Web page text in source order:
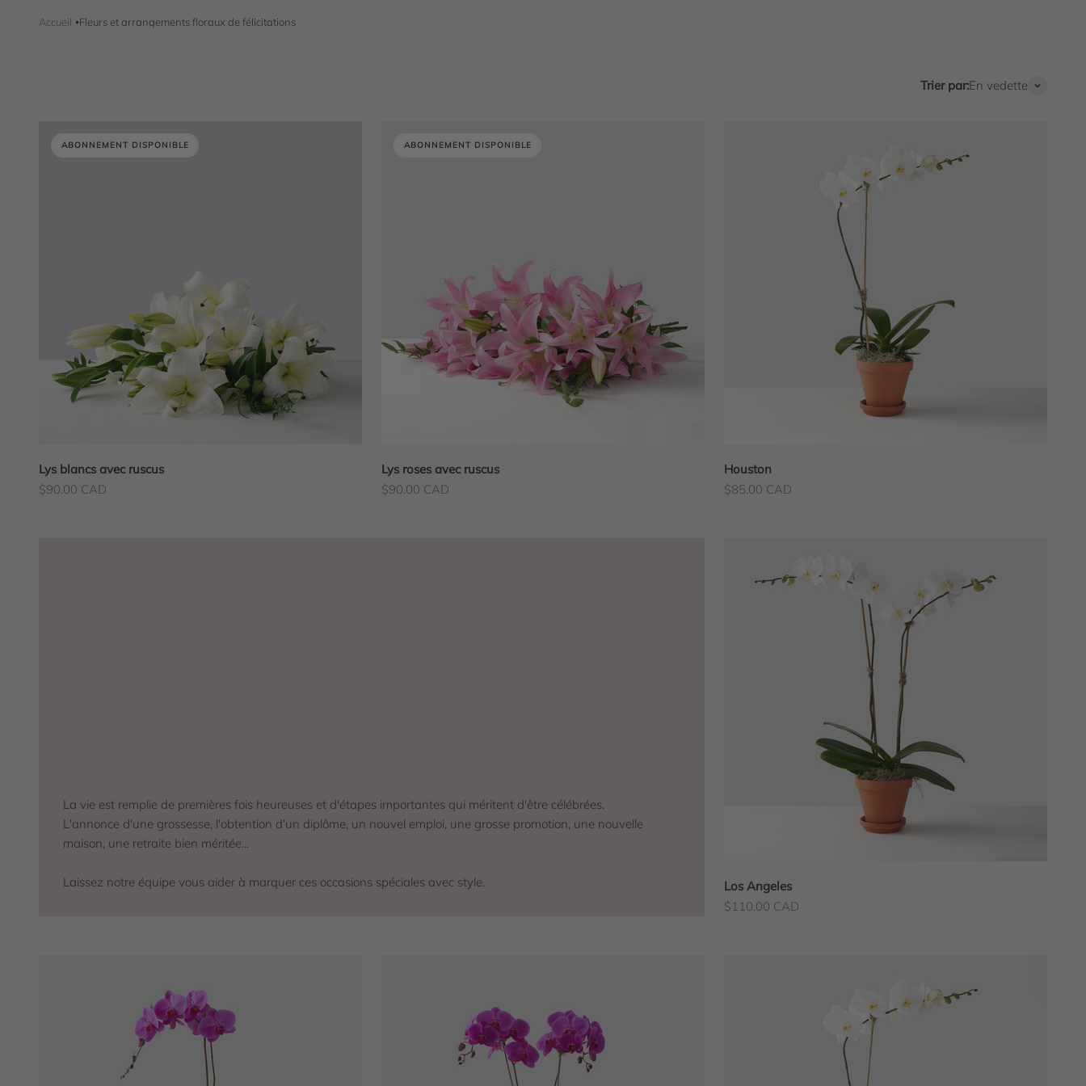
Accueil Fleurs et arrangements floraux de félicitations
Trier par:En vedette
ABONNEMENT DISPONIBLE
ABONNEMENT DISPONIBLE
Lys blancs avec ruscus
Prix de vente
$90.00 CAD
ABONNEMENT DISPONIBLE
ABONNEMENT DISPONIBLE
Lys roses avec ruscus
Prix de vente
$90.00 CAD
La vie est remplie de premières fois heureuses et d'étapes importantes qui méritent d'être célébrées.
L'annonce d'une grossesse, l'obtention d'un diplôme, un nouvel emploi, une grosse promotion, une nouvelle
maison, une retraite bien méritée...
Laissez notre équipe vous aider à marquer ces occasions spéciales avec style.
Houston
Prix de vente
$85.00 CAD
Los Angeles
Prix de vente
$110.00 CAD